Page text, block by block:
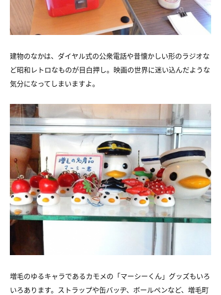
建物のなかは、ダイヤル式の公衆電話や昔懐かしい形のラジオな
ど昭和レトロなものが目白押し。映画の世界に迷い込んだような
気分になってしまいますよ。
増毛のゆるキャラであるカモメの「マーシーくん」グッズもいろ
いろあります。ストラップや缶バッヂ、ボールペンなど、増毛町